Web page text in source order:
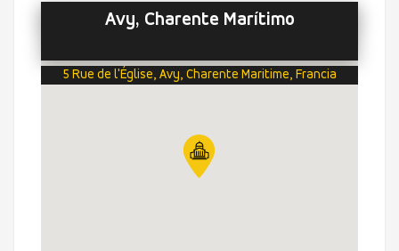
Avy, Charente Marítimo
5 Rue de l'Église, Avy, Charente Maritime, Francia